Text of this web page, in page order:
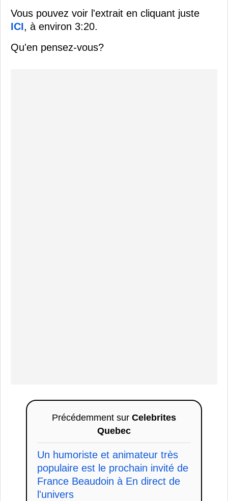
Vous pouvez voir l'extrait en cliquant juste
ICI, à environ 3:20.
Qu'en pensez-vous?
Précédemment sur Celebrites
Quebec
Un humoriste et animateur très
populaire est le prochain invité de
France Beaudoin à En direct de
l'univers